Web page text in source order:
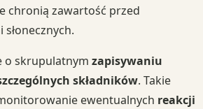
chronią zawartość przed
o skrupulatnym zapisywaniu
składników. Takie
ewentualnych reakcji